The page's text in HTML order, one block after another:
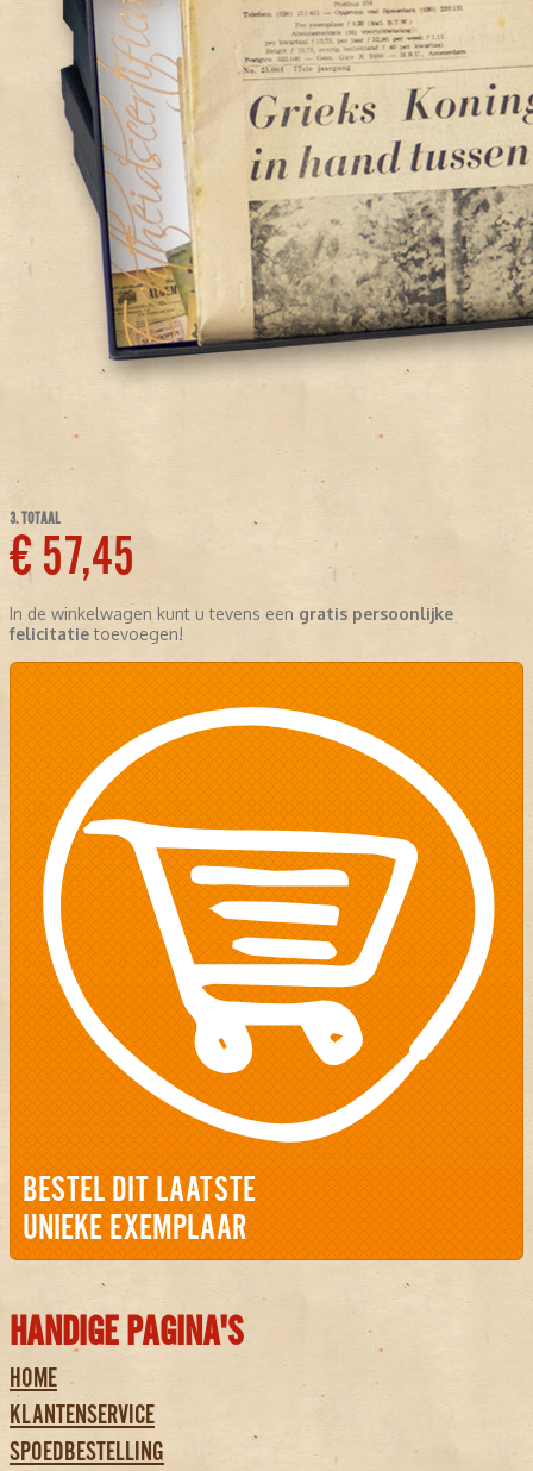
3. TOTAAL
€ 57,45
In de winkelwagen kunt u tevens een gratis persoonlijke
felicitatietoevoegen!
BESTEL DIT LAATSTE
UNIEKE EXEMPLAAR
HANDIGE PAGINA'S
HOME
KLANTENSERVICE
SPOEDBESTELLING